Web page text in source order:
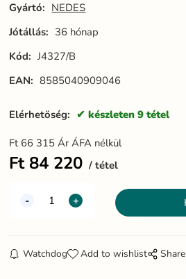
Gyártó: NEDES
Jótállás: 36 hónap
Kód: J4327/B
EAN: 8585040909046
Elérhetöség: készleten 9 tétel
Ft 66 315 Ár ÁFA nélkül
Ft 84 220 tétel
Watchdog Add to wishlist Share